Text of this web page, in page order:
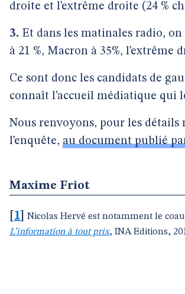
droite et l’extrême droite (24 %
3. Et dans les matinales radio,
à 21 %, Macron à 35%, l’extrême
Ce sont donc les candidats de
connaît l’accueil médiatique qui
Nous renvoyons, pour les
l’enquête, au document publié
Maxime Friot
1
Nicolas Hervé est notamment le
L’information à tout prix, INA Editions,